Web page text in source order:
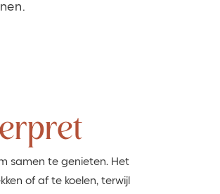
samen te genieten. Het
of af te koelen, terwijl